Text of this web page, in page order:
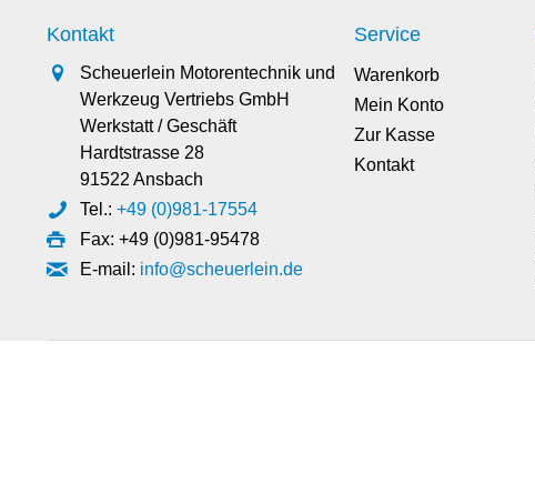
Kontakt
Scheuerlein Motorentechnik und
Werkzeug Vertriebs GmbH
Werkstatt / Geschäft
Hardtstrasse 28
91522 Ansbach
Tel.: +49 (0)981-17554
Fax: +49 (0)981-95478
E-mail: info@scheuerlein.de
Service
Warenkorb
Mein Konto
Zur Kasse
Kontakt